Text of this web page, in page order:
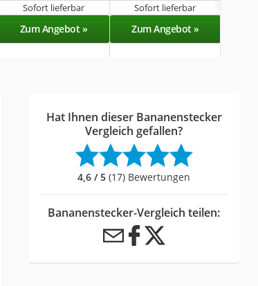
Sofort lieferbar Sofort lieferbar
Zum Angebot » Zum Angebot »
Hat Ihnen dieser Bananenstecker
Vergleich gefallen?
4,6 / 5 (17) Bewertungen
Bananenstecker-Vergleich teilen: